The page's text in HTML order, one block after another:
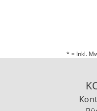
* = Inkl.